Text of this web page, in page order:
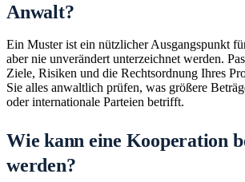
Anwalt?
Ein Muster ist ein nützlicher Ausgangspunkt
aber nie unverändert unterzeichnet werden.
Ziele, Risiken und die Rechtsordnung Ihres
Sie alles anwaltlich prüfen, was größere
oder internationale Parteien betrifft.
Wie kann eine Kooperation
werden?